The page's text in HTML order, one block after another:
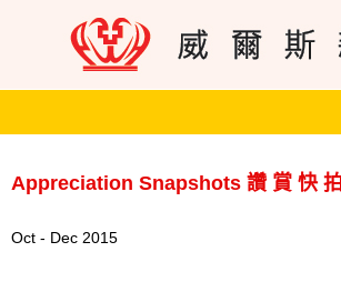
Appreciation Snapshots 讚 賞 快 拍
Oct - Dec 2015